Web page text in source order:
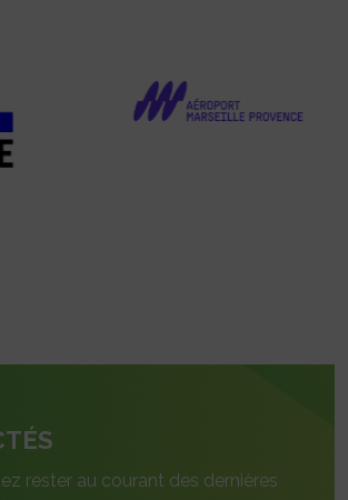
rester au courant des dernières